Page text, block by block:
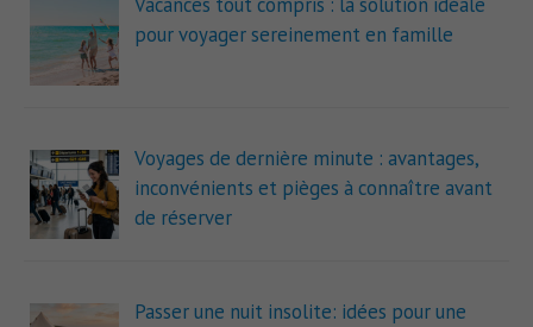
pour voyager sereinement en famille
Voyages de dernière minute : avantages,
inconvénients et pièges à connaître avant
de réserver
Passer une nuit insolite: idées pour une